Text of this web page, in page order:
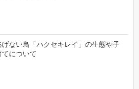
げない鳥「ハクセキレイ」の生態や子
てについて